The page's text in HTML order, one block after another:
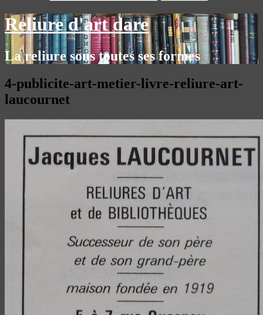
Reliure d'art dare
La reliure sous toutes ses formes
4-publicite-art-metier-livre-reliure-art-
laucournet